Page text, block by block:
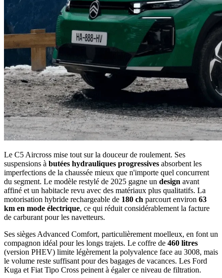
Le C5 Aircross mise tout sur la douceur de roulement. Ses
suspensions à butées hydrauliques progressives absorbent les
imperfections de la chaussée mieux que n'importe quel concurrent
du segment. Le modèle restylé de 2025 gagne un design avant
affiné et un habitacle revu avec des matériaux plus qualitatifs. La
motorisation hybride rechargeable de 180 ch parcourt environ 63
km en mode électrique, ce qui réduit considérablement la facture
de carburant pour les navetteurs.
Ses sièges Advanced Comfort, particulièrement moelleux, en font un
compagnon idéal pour les longs trajets. Le coffre de 460 litres
(version PHEV) limite légèrement la polyvalence face au 3008, mais
le volume reste suffisant pour des bagages de vacances. Les Ford
Kuga et Fiat Tipo Cross peinent à égaler ce niveau de filtration.